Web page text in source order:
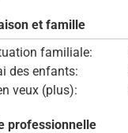
et famille
familiale:
des enfants:
veux (plus):
professionnelle